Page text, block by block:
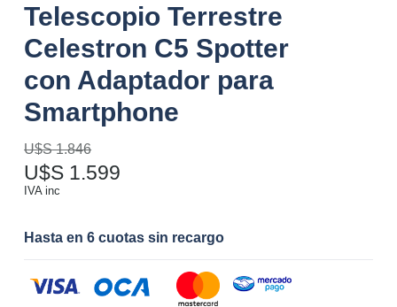
Telescopio Terrestre
Celestron C5 Spotter
con Adaptador para
Smartphone
U$S1.846
U$S 1.599
IVA inc
Hasta en 6 cuotas sin recargo